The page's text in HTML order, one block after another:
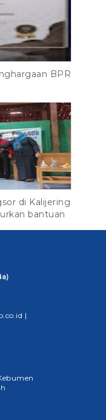
BPR
di Kalijering
bantuan
|